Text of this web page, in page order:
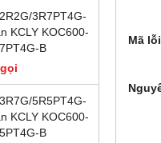
3R7PT4G-
KCLY KOC600-
B
5R5PT4G-
KCLY KOC600-
B
2.
3.
Mã
-
-
2:
3:
4: